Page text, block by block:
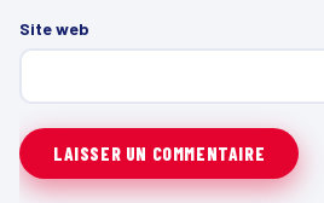
Site web